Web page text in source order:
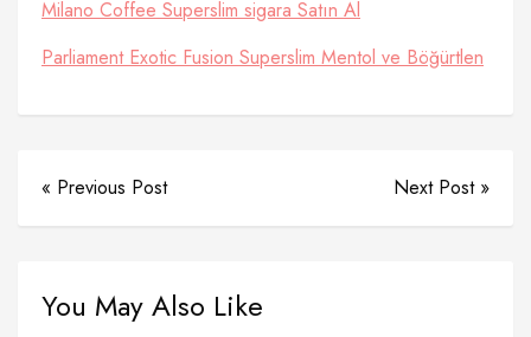
Milano Coffee Superslim sigara Satın Al
Parliament Exotic Fusion Superslim Mentol ve Böğürtlen
« Previous Post Next Post »
You May Also Like